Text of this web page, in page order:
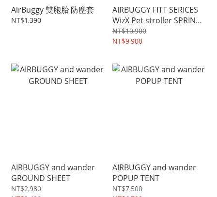
AirBuggy 雙胞胎 防塵套
NT$1,390
AIRBUGGY FITT SERICES
WizX Pet stroller SPRING
& SUMMER SPECIAL
LIMITED COLOR
NT$10,900
NT$9,900
AIRBUGGY and wander
GROUND SHEET
NT$2,980
AIRBUGGY and wander
POPUP TENT
NT$7,500